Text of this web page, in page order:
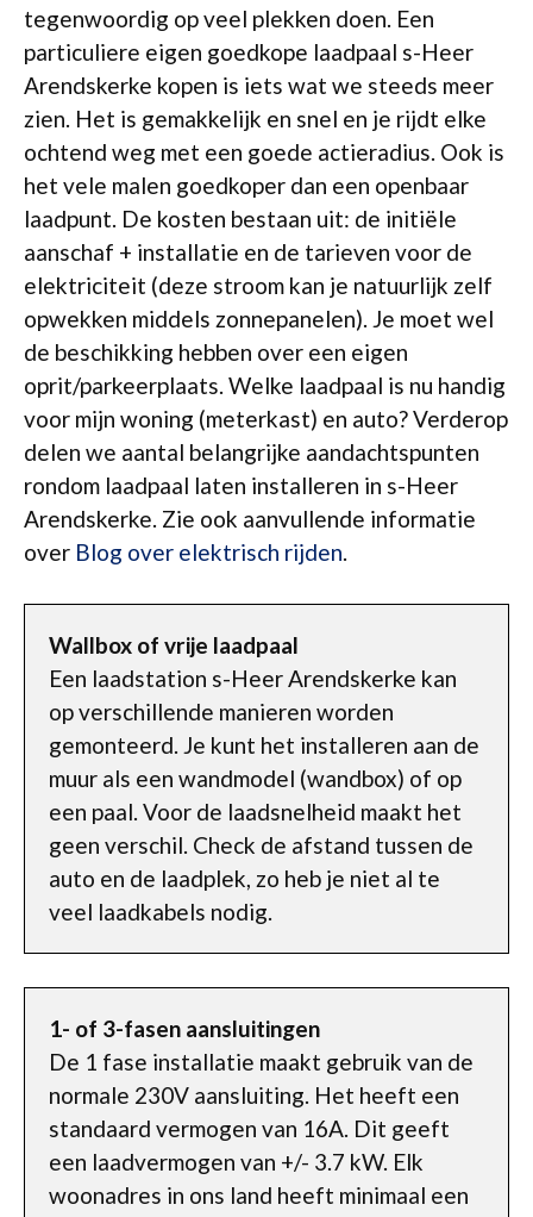
tegenwoordig op veel plekken doen. Een
particuliere eigen goedkope laadpaal s-Heer
Arendskerke kopen is iets wat we steeds meer
zien. Het is gemakkelijk en snel en je rijdt elke
ochtend weg met een goede actieradius. Ook is
het vele malen goedkoper dan een openbaar
laadpunt. De kosten bestaan uit: de initiële
aanschaf + installatie en de tarieven voor de
elektriciteit (deze stroom kan je natuurlijk zelf
opwekken middels zonnepanelen). Je moet wel
de beschikking hebben over een eigen
oprit/parkeerplaats. Welke laadpaal is nu handig
voor mijn woning (meterkast) en auto? Verderop
delen we aantal belangrijke aandachtspunten
rondom laadpaal laten installeren in s-Heer
Arendskerke. Zie ook aanvullende informatie
over Blog over elektrisch rijden.
Wallbox of vrije laadpaal
Een laadstation s-Heer Arendskerke kan
op verschillende manieren worden
gemonteerd. Je kunt het installeren aan de
muur als een wandmodel (wandbox) of op
een paal. Voor de laadsnelheid maakt het
geen verschil. Check de afstand tussen de
auto en de laadplek, zo heb je niet al te
veel laadkabels nodig.
1- of 3-fasen aansluitingen
De 1 fase installatie maakt gebruik van de
normale 230V aansluiting. Het heeft een
standaard vermogen van 16A. Dit geeft
een laadvermogen van +/- 3.7 kW. Elk
woonadres in ons land heeft minimaal een